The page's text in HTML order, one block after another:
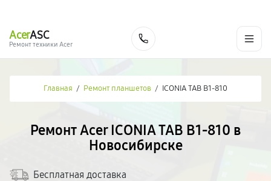
AcerASC
Ремонт техники Acer
Главная / Ремонт планшетов / ICONIA TAB B1-810
Ремонт Acer ICONIA TAB B1-810 в
Новосибирске
Бесплатная доставка